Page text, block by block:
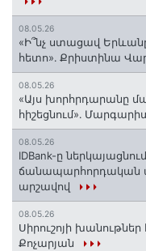
08.05.26
«Ի՞նչ ստացավ
հետո»․ Քրիստինա
08.05.26
«Այս խորհրդարանը
հիշեցնում»․
08.05.26
IDBank-ը
ճանապարհորդական
արշավով
08.05.26
Սիրուշոյի
Քոչարյան